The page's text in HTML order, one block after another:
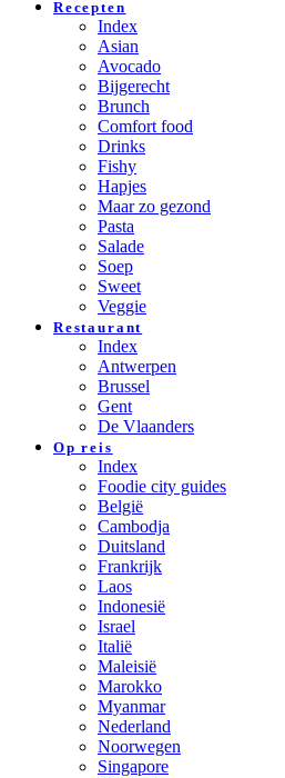
Recepten
Index
Asian
Avocado
Bijgerecht
Brunch
Comfort food
Drinks
Fishy
Hapjes
Maar zo gezond
Pasta
Salade
Soep
Sweet
Veggie
Restaurant
Index
Antwerpen
Brussel
Gent
De Vlaanders
Op reis
Index
Foodie city guides
België
Cambodja
Duitsland
Frankrijk
Laos
Indonesië
Israel
Italië
Maleisië
Marokko
Myanmar
Nederland
Noorwegen
Singapore